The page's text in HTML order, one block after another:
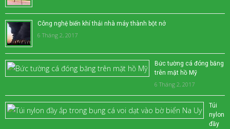
Công nghệ biến khí thải nhà máy thành bột nở
6 Tháng 2, 2017
Bức tường cá đóng băng
trên mặt hồ Mỹ
6 Tháng 2, 2017
Túi
nylon
đầy